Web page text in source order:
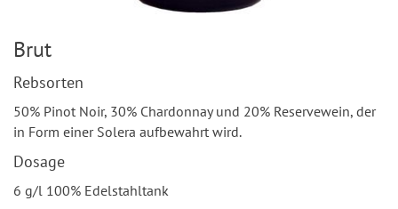
Brut
Rebsorten
50% Pinot Noir, 30% Chardonnay und 20% Reservewein, der
in Form einer Solera aufbewahrt wird.
Dosage
6 g/l 100% Edelstahltank